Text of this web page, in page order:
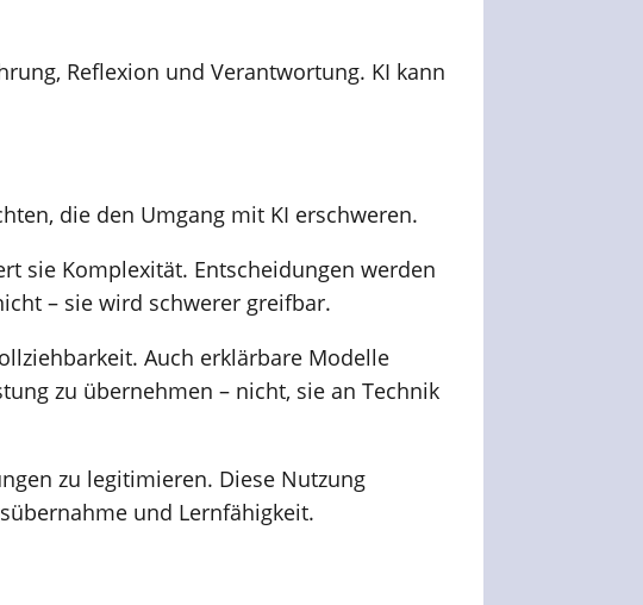
Reflexion und Verantwortung. KI kann
die den Umgang mit KI erschweren.
sie Komplexität. Entscheidungen werden
– sie wird schwerer greifbar.
Auch erklärbare Modelle
zu übernehmen – nicht, sie an Technik
zu legitimieren. Diese Nutzung
und Lernfähigkeit.